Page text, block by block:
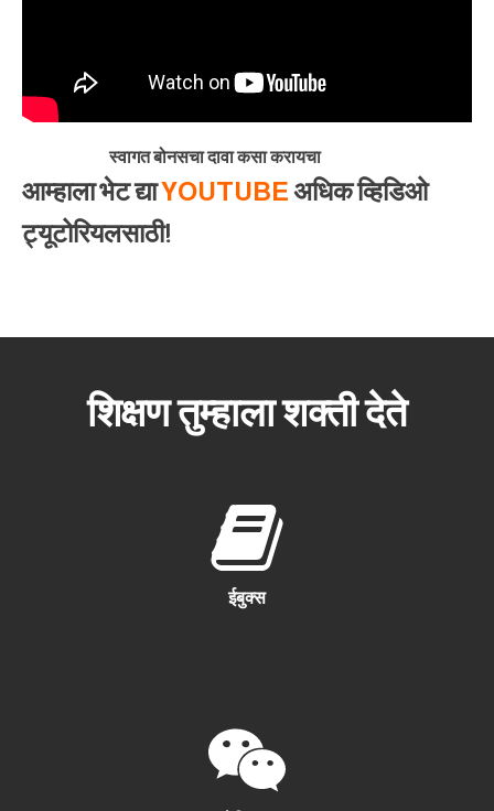
स्वागत बोनसचा दावा कसा करायचा
आम्हाला भेट द्याYOUTUBEअधिक व्हिडिओ
ट्यूटोरियलसाठी!
शिक्षण तुम्हाला शक्ती देते
ईबुक्स